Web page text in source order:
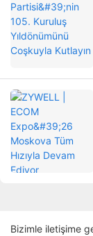
Bizimle iletişime